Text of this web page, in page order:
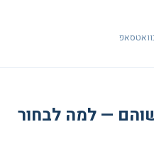
— למה לבחור